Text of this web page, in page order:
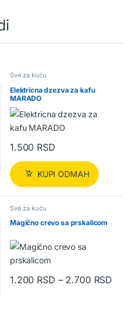
Sve za kuću
Elektricna dzezva za kafu
MARADO
1.500 RSD
KUPI ODMAH
Sve za kuću
Magično crevo sa prskalicom
1.200 RSD – 2.700 RSD